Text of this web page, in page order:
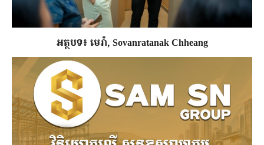
អត្ថបទ៖ មេរ៉ា, Sovanratanak Chheang